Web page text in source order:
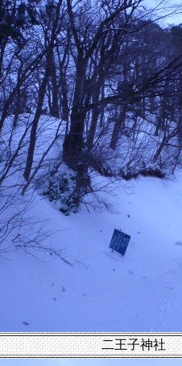
二王子神社